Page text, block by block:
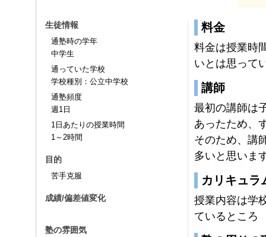
生徒情報
通塾時の学年
中学生
通っていた学校
学校種別：公立中学校
通塾頻度
週1日
1日あたりの授業時間
1～2時間
目的
苦手克服
成績/偏差値変化
塾の雰囲気
料金
料金は授業時
いとは思って
講師
最初の講師は
あったため、
そのため、講
多いと思いま
カリキュラ
授業内容は学
ているところ